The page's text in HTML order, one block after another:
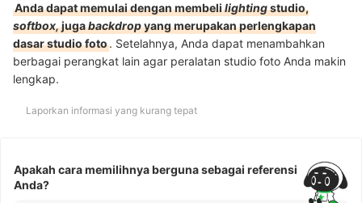
Anda dapat memulai dengan membelilightingstudio,
softbox,jugabackdropyang merupakan perlengkapan
dasar studio foto. Setelahnya, Anda dapat menambahkan
berbagai perangkat lain agar peralatan studio foto Anda makin
lengkap.
Laporkan informasi yang kurang tepat
Apakah cara memilihnya berguna sebagai referensi
Anda?